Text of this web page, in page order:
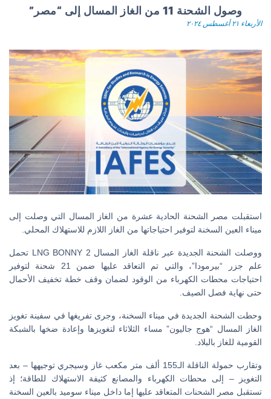
وصول الشحنة 11 من الغاز المسال إلى “مصر”
الأربعاء ٢١ أغسطس ٢٠٢٤
استقبلت مصر الشحنة الحادية عشرة من الغاز المسال التي وصلت إلى
ميناء العين السخنة لتوفير احتياجاتها من الغاز اللازم للاستهلاك المحلي.
ووصلت الشحنة الجديدة عبر ناقلة الغاز المسال LNG BONNY 2 تحمل
علم جزر “بيرمودا”، والتي تم التعاقد عليها ضمن 21 شحنة لتوفير
احتياجات محطات الكهرباء من الوقود لضمان وقف خطة تخفيف الأحمال
حتى نهاية فصل الصيف.
وحطت الشحنة الجديدة في ميناء السخنة، وجرى تفريغها في سفينة تغويز
الغاز المسال “هوج جاليون” مساء الثلاثاء لتغويزها وإعادة ضخها بالشبكة
القومية للغاز بالبلاد.
وتقارب حمولة الناقلة الـ155 ألف متر مكعب غاز وسيجري توجيهها – بعد
التغويز – إلى محطات الكهرباء والمصانع كثيفة الاستهلاك للطاقة؛ إذ
تستقبل مصر الشحنات المتعاقد عليها إما داخل ميناء سوميد بالعين السخنة